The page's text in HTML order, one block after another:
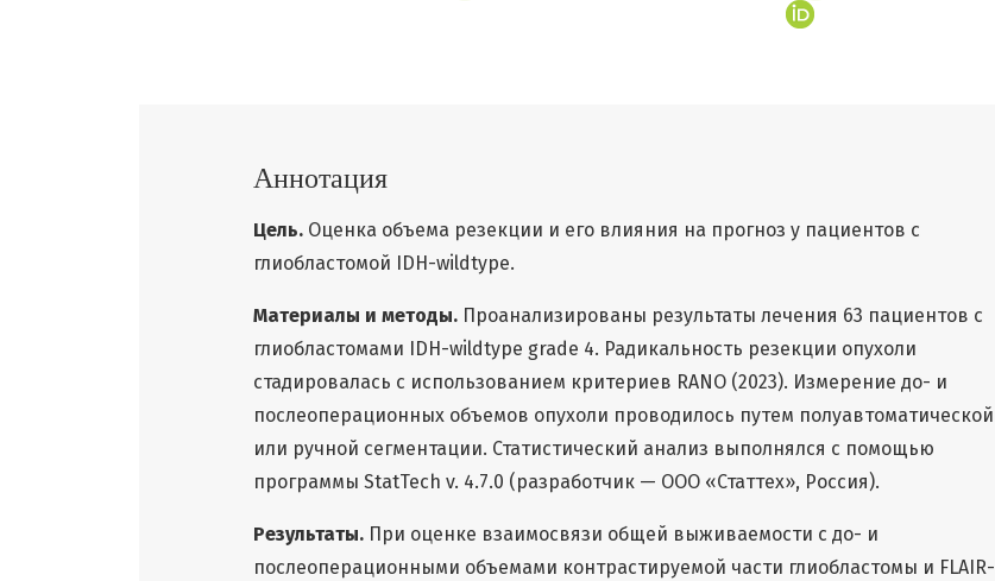
Аннотация
Цель. Оценка объема резекции и его влияния на прогноз у пациентов с
глиобластомой IDH-wildtype.
Материалы и методы. Проанализированы результаты лечения 63 пациентов с
глиобластомами IDH-wildtype grade 4. Радикальность резекции опухоли
стадировалась с использованием критериев RANO (2023). Измерение до- и
послеоперационных объемов опухоли проводилось путем полуавтоматической
или ручной сегментации. Статистический анализ выполнялся с помощью
программы StatTech v. 4.7.0 (разработчик — ООО «Статтех», Россия).
Результаты. При оценке взаимосвязи общей выживаемости с до- и
послеоперационными объемами контрастируемой части глиобластомы и FLAIR-